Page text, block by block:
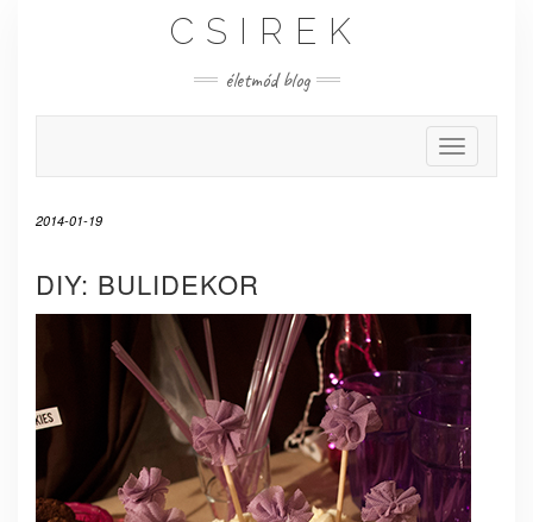
CSIREK
életmód blog
Toggle
2014-01-19
DIY: BULIDEKOR